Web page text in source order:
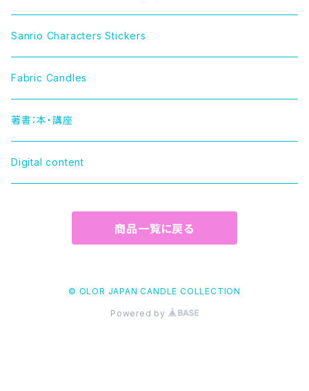
MY MELODY（マイメロディ）
MARRONCREAM（マロンクリーム）
HELLO KITTY（ハローキティー）
TUXEDOSAM（タキシードサム）
POMPOMPURIN（ポムポムプリン）
HAPIDANBUI（ハピダンブイ）
Sanrio Characters Stickers
Fabric Candles
著書：本・講座
Digital content
商品一覧に戻る
© OLOR JAPAN CANDLE COLLECTION
Powered by